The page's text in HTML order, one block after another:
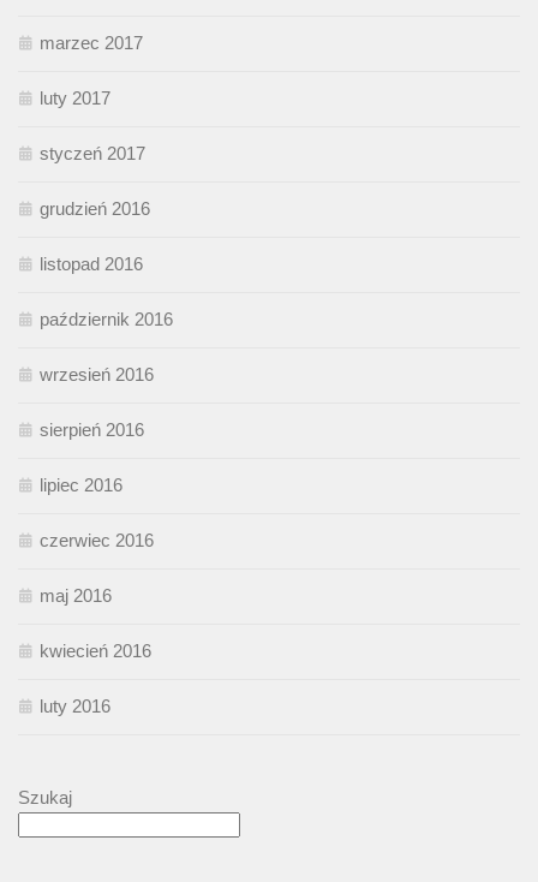
marzec 2017
luty 2017
styczeń 2017
grudzień 2016
listopad 2016
październik 2016
wrzesień 2016
sierpień 2016
lipiec 2016
czerwiec 2016
maj 2016
kwiecień 2016
luty 2016
Szukaj